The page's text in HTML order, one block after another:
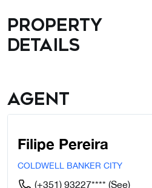
Property
details
Agent
Filipe Pereira
COLDWELL BANKER CITY
(+351) 93227**** (See)